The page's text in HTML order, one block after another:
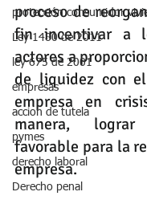
protección consumidor
Ley 1480 de 2011
ley 675 de 2001
empresas
accion de tutela
pymes
derecho laboral
Derecho penal
proceso de
fin incentivar a
actores a
de liquidez con
empresa en
manera,
favorable para la
empresa.